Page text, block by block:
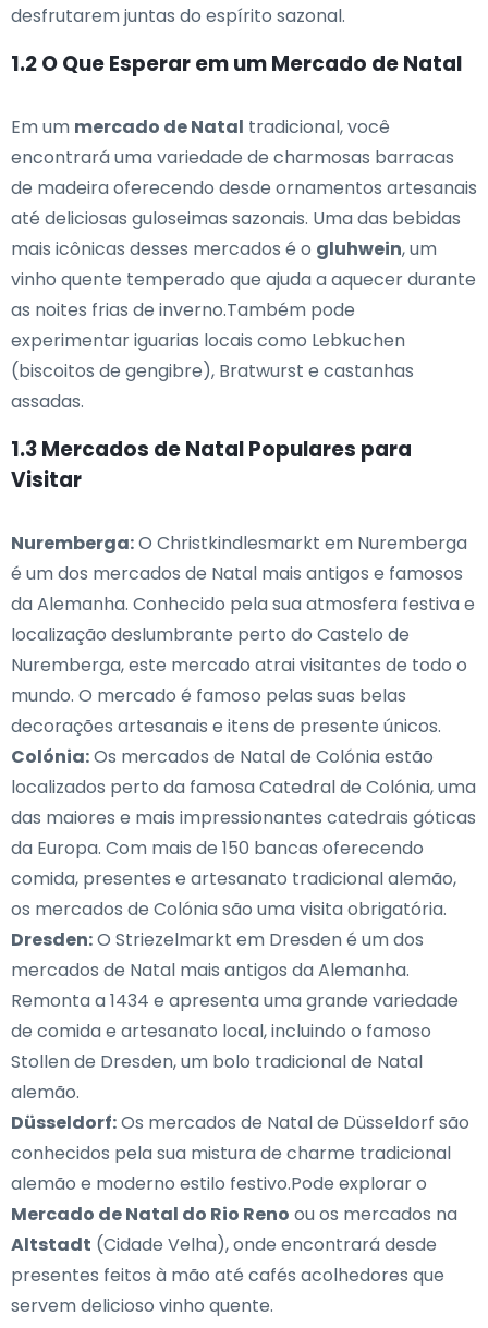
desfrutarem juntas do espírito sazonal.
1.2 O Que Esperar em um Mercado de Natal
Em um mercado de Natal tradicional, você
encontrará uma variedade de charmosas barracas
de madeira oferecendo desde ornamentos artesanais
até deliciosas guloseimas sazonais. Uma das bebidas
mais icônicas desses mercados é o gluhwein, um
vinho quente temperado que ajuda a aquecer durante
as noites frias de inverno.Também pode
experimentar iguarias locais como Lebkuchen
(biscoitos de gengibre), Bratwurst e castanhas
assadas.
1.3 Mercados de Natal Populares para
Visitar
Nuremberga:O Christkindlesmarkt em Nuremberga
é um dos mercados de Natal mais antigos e famosos
da Alemanha. Conhecido pela sua atmosfera festiva e
localização deslumbrante perto do Castelo de
Nuremberga, este mercado atrai visitantes de todo o
mundo. O mercado é famoso pelas suas belas
decorações artesanais e itens de presente únicos.
Colónia:Os mercados de Natal de Colónia estão
localizados perto da famosa Catedral de Colónia, uma
das maiores e mais impressionantes catedrais góticas
da Europa. Com mais de 150 bancas oferecendo
comida, presentes e artesanato tradicional alemão,
os mercados de Colónia são uma visita obrigatória.
Dresden:O Striezelmarkt em Dresden é um dos
mercados de Natal mais antigos da Alemanha.
Remonta a 1434 e apresenta uma grande variedade
de comida e artesanato local, incluindo o famoso
Stollen de Dresden, um bolo tradicional de Natal
alemão.
Düsseldorf:Os mercados de Natal de Düsseldorf são
conhecidos pela sua mistura de charme tradicional
alemão e moderno estilo festivo.Pode explorar o
Mercado de Natal do Rio Reno ou os mercados na
Altstadt (Cidade Velha), onde encontrará desde
presentes feitos à mão até cafés acolhedores que
servem delicioso vinho quente.